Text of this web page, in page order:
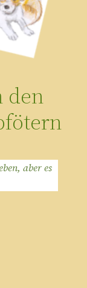
den
aber es